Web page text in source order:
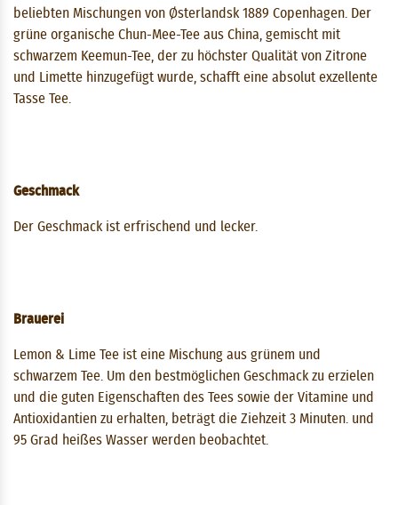
beliebten Mischungen von Østerlandsk 1889 Copenhagen. Der
grüne organische Chun-Mee-Tee aus China, gemischt mit
schwarzem Keemun-Tee, der zu höchster Qualität von Zitrone
und Limette hinzugefügt wurde, schafft eine absolut exzellente
Tasse Tee.
Geschmack
Der Geschmack ist erfrischend und lecker.
Brauerei
Lemon & Lime Tee ist eine Mischung aus grünem und
schwarzem Tee. Um den bestmöglichen Geschmack zu erzielen
und die guten Eigenschaften des Tees sowie der Vitamine und
Antioxidantien zu erhalten, beträgt die Ziehzeit 3 ​​Minuten. und
95 Grad heißes Wasser werden beobachtet.